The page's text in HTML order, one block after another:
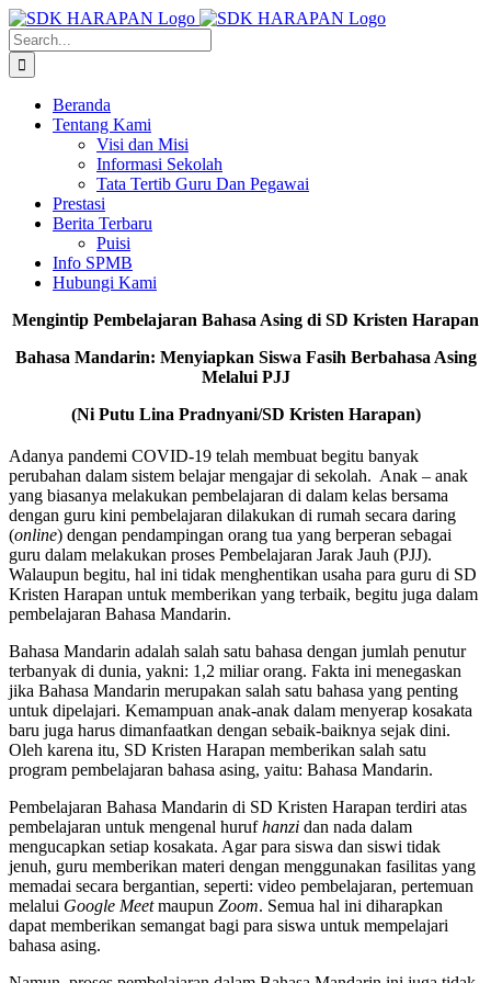
Skip
to
content
Search
for:
Beranda
Tentang Kami
Visi dan Misi
Informasi Sekolah
Tata Tertib Guru Dan Pegawai
Prestasi
Berita Terbaru
Puisi
Info SPMB
Hubungi Kami
Mengintip Pembelajaran Bahasa Asing di SD Kristen Harapan
Bahasa Mandarin: Menyiapkan Siswa Fasih Berbahasa Asing
Melalui PJJ
(Ni Putu Lina Pradnyani/SD Kristen Harapan)
Adanya pandemi COVID-19 telah membuat begitu banyak
perubahan dalam sistem belajar mengajar di sekolah. Anak – anak
yang biasanya melakukan pembelajaran di dalam kelas bersama
dengan guru kini pembelajaran dilakukan di rumah secara daring
(online) dengan pendampingan orang tua yang berperan sebagai
guru dalam melakukan proses Pembelajaran Jarak Jauh (PJJ).
Walaupun begitu, hal ini tidak menghentikan usaha para guru di SD
Kristen Harapan untuk memberikan yang terbaik, begitu juga dalam
pembelajaran Bahasa Mandarin.
Bahasa Mandarin adalah salah satu bahasa dengan jumlah penutur
terbanyak di dunia, yakni: 1,2 miliar orang. Fakta ini menegaskan
jika Bahasa Mandarin merupakan salah satu bahasa yang penting
untuk dipelajari. Kemampuan anak-anak dalam menyerap kosakata
baru juga harus dimanfaatkan dengan sebaik-baiknya sejak dini.
Oleh karena itu, SD Kristen Harapan memberikan salah satu
program pembelajaran bahasa asing, yaitu: Bahasa Mandarin.
Pembelajaran Bahasa Mandarin di SD Kristen Harapan terdiri atas
pembelajaran untuk mengenal hurufhanzi dan nada dalam
mengucapkan setiap kosakata. Agar para siswa dan siswi tidak
jenuh, guru memberikan materi dengan menggunakan fasilitas yang
memadai secara bergantian, seperti: video pembelajaran, pertemuan
melalui Google Meetmaupun Zoom. Semua hal ini diharapkan
dapat memberikan semangat bagi para siswa untuk mempelajari
bahasa asing.